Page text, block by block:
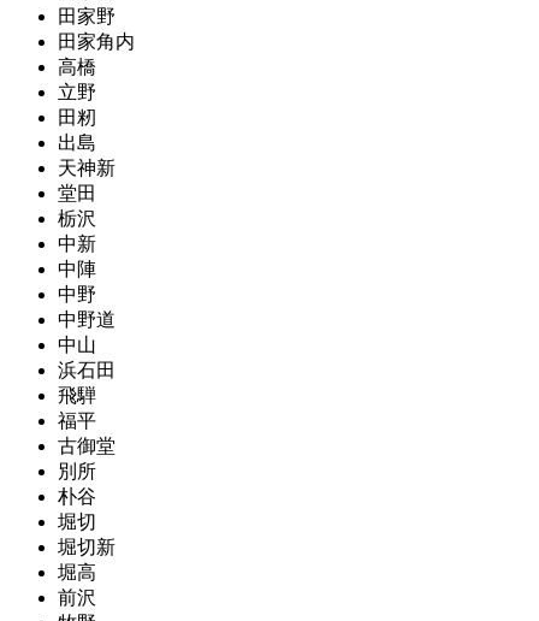
田家野
田家角内
高橋
立野
田籾
出島
天神新
堂田
栃沢
中新
中陣
中野
中野道
中山
浜石田
飛騨
福平
古御堂
別所
朴谷
堀切
堀切新
堀高
前沢